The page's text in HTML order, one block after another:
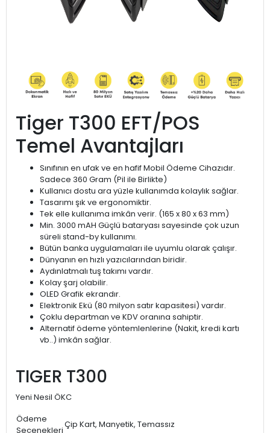
Tiger T300 EFT/POS
Temel Avantajları
Sınıfının en ufak ve en hafif Mobil Ödeme Cihazıdır.
Sadece 360 Gram (Pil ile Birlikte)
Kullanıcı dostu ara yüzle kullanımda kolaylık sağlar.
Tasarımı şık ve ergonomiktir.
Tek elle kullanıma imkân verir. (165 x 80 x 63 mm)
Min. 3000 mAH Güçlü bataryası sayesinde çok uzun
süreli stand-by kullanımı.
Bütün banka uygulamaları ile uyumlu olarak çalışır.
Dünyanın en hızlı yazıcılarından biridir.
Aydınlatmalı tuş takımı vardır.
Kolay şarj olabilir.
OLED Grafik ekrandır.
Elektronik Ekü (80 milyon satır kapasitesi) vardır.
Çoklu departman ve KDV oranına sahiptir.
Alternatif ödeme yöntemlenlerine (Nakit, kredi kartı
vb..) imkân sağlar.
TIGER T300
Yeni Nesil ÖKC
Ödeme
Seçenekleri
Çip Kart, Manyetik, Temassız